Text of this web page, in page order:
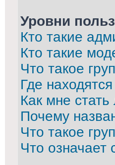
Уровни
Кто такие
Кто такие
Что такое
Где
Как мне
Почему
Что такое
Что